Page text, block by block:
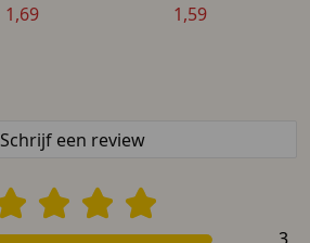
Nieuwjaar - Zwart,
1,69
nieuwjaar doosje -
1,59
Schrijf een review